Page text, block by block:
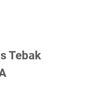
Tebak